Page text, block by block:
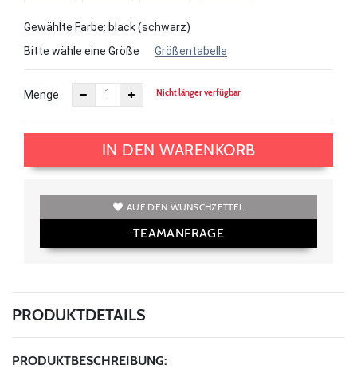
Gewählte Farbe: black (schwarz)
Bitte wähle eine Größe
Größentabelle
Menge Nicht länger verfügbar
IN DEN WARENKORB
AUF DEN WUNSCHZETTEL
TEAMANFRAGE
PRODUKTDETAILS
PRODUKTBESCHREIBUNG: